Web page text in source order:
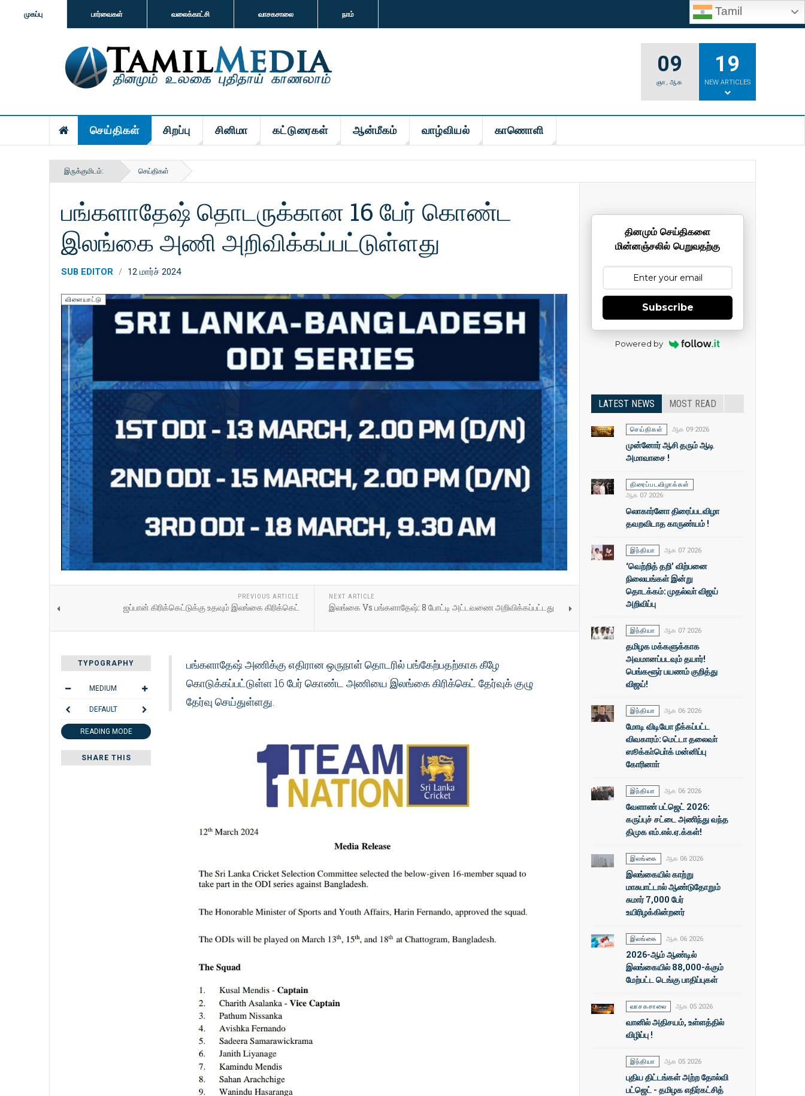
முகப்பு பார்வைகள் வலைக்காட்சி வாசகசாலை நாம் Tamil
09
ஞா , ஆக
19
NEW ARTICLES
செய்திகள் சிறப்பு சினிமா கட்டுரைகள் ஆன்மீகம் வாழ்வியல் காணொளி
இருக்குமிடம்: செய்திகள்
பங்களாதேஷ் தொடருக்கான 16 பேர் கொண்ட
இலங்கை அணி அறிவிக்கப்பட்டுள்ளது
SUB EDITOR 12 மார்ச் 2024
விளையாட்டு
PREVIOUS ARTICLE
ஜப்பான் கிரிக்கெட்டுக்கு உதவும் இலங்கை கிரிக்கெட்
NEXT ARTICLE
இலங்கை Vs பங்களாதேஷ்: 8 போட்டி அட்டவணை அறிவிக்கப்பட்டது
TYPOGRAPHY
MEDIUM
DEFAULT
READING MODE
SHARE THIS
பங்களாதேஷ் அணிக்கு எதிரான ஒருநாள் தொடரில் பங்கேற்பதற்காக கீழே
கொடுக்கப்பட்டுள்ள 16 பேர் கொண்ட அணியை இலங்கை கிரிக்கெட் தேர்வுக் குழு
தேர்வு செய்துள்ளது.
தினமும் செய்திகளை
மின்னஞ்சலில் பெறுவதற்கு
Subscribe
Powered by
LATEST NEWS MOST READ
செய்திகள் ஆக 09 2026
முன்னோர் ஆசி தரும் ஆடி
அமாவாசை !
திரைப்படவிழாக்கள்
ஆக 07 2026
லொகார்னோ திரைப்படவிழா
தவறவிடாத காருண்யம் !
இந்தியா ஆக 07 2026
‘வெற்றித் தறி’ விற்பனை
நிலையங்கள் இன்று
தொடக்கம்: முதல்வா் விஜய்
அறிவிப்பு
இந்தியா ஆக 07 2026
தமிழக மக்களுக்காக
அவமானப்படவும் தயார்!
பெங்களூர் பயணம் குறித்து
விஜய்!
இந்தியா ஆக 06 2026
மோடி விடியோ நீக்கப்பட்ட
விவகாரம்: மெட்டா தலைவா்
ஸூக்கா்பொ்க் மன்னிப்பு
கோரினாா்
இந்தியா ஆக 06 2026
வேளாண் பட்ஜெட் 2026:
கருப்புச் சட்டை அணிந்து வந்த
திமுக எம்.எல்.ஏ.க்கள்!
இலங்கை ஆக 06 2026
இலங்கையில் காற்று
மாசுபாட்டால் ஆண்டுதோறும்
சுமார் 7,000 பேர்
உயிரிழக்கின்றனர்
இலங்கை ஆக 06 2026
2026-ஆம் ஆண்டில்
இலங்கையில் 88,000-க்கும்
மேற்பட்ட டெங்கு பாதிப்புகள்
வாசகசாலை ஆக 05 2026
வானில் அதிசயம், உள்ளத்தில்
விழிப்பு !
இந்தியா ஆக 05 2026
புதிய திட்டங்கள் அற்ற தோல்வி
பட்ஜெட் - தமிழக எதிர்கட்சித்